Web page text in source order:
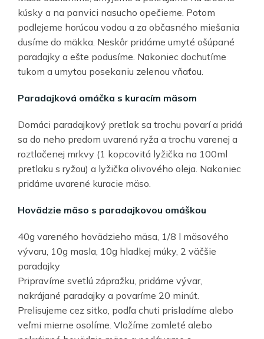
kúsky a na panvici nasucho opečieme. Potom
podlejeme horúcou vodou a za občasného miešania
dusíme do mäkka. Neskôr pridáme umyté ošúpané
paradajky a ešte podusíme. Nakoniec dochutíme
tukom a umytou posekaniu zelenou vňaťou.
Paradajková omáčka s kuracím mäsom
Domáci paradajkový pretlak sa trochu povarí a pridá
sa do neho predom uvarená ryža a trochu varenej a
roztlačenej mrkvy (1 kopcovitá lyžička na 100ml
pretlaku s ryžou) a lyžička olivového oleja. Nakoniec
pridáme uvarené kuracie mäso.
Hovädzie mäso s paradajkovou omáškou
40g vareného hovädzieho mäsa, 1/8 l mäsového
vývaru, 10g masla, 10g hladkej múky, 2 väčšie
paradajky
Pripravíme svetlú zápražku, pridáme vývar,
nakrájané paradajky a povaríme 20 minút.
Prelisujeme cez sitko, podľa chuti prisladíme alebo
veľmi mierne osolíme. Vložíme zomleté alebo